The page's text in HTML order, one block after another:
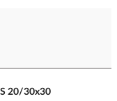
20/30x30